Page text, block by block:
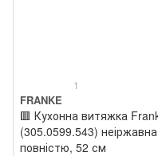
1
FRANKE
🟥 Кухонна витяжка
(305.0599.543)
повністю, 52 см